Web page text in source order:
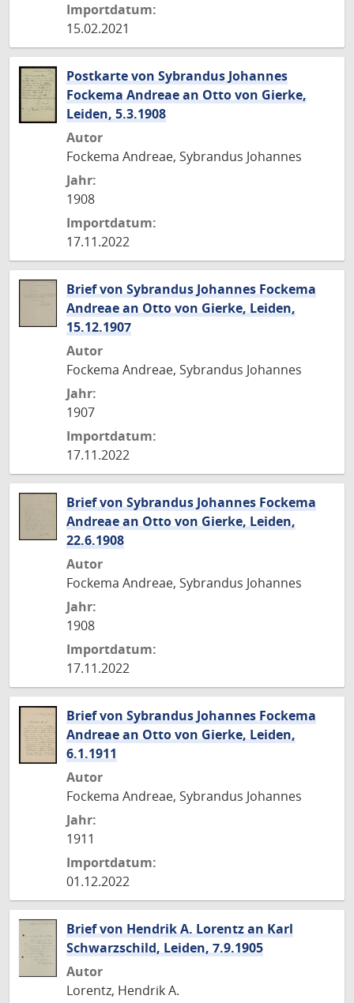
Importdatum:
15.02.2021
Postkarte von Sybrandus Johannes
Fockema Andreae an Otto von Gierke,
Leiden, 5.3.1908
Autor
Fockema Andreae, Sybrandus Johannes
Jahr:
1908
Importdatum:
17.11.2022
Brief von Sybrandus Johannes Fockema
Andreae an Otto von Gierke, Leiden,
15.12.1907
Autor
Fockema Andreae, Sybrandus Johannes
Jahr:
1907
Importdatum:
17.11.2022
Brief von Sybrandus Johannes Fockema
Andreae an Otto von Gierke, Leiden,
22.6.1908
Autor
Fockema Andreae, Sybrandus Johannes
Jahr:
1908
Importdatum:
17.11.2022
Brief von Sybrandus Johannes Fockema
Andreae an Otto von Gierke, Leiden,
6.1.1911
Autor
Fockema Andreae, Sybrandus Johannes
Jahr:
1911
Importdatum:
01.12.2022
Brief von Hendrik A. Lorentz an Karl
Schwarzschild, Leiden, 7.9.1905
Autor
Lorentz, Hendrik A.